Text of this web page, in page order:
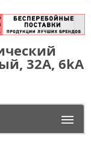
32A, 6kA